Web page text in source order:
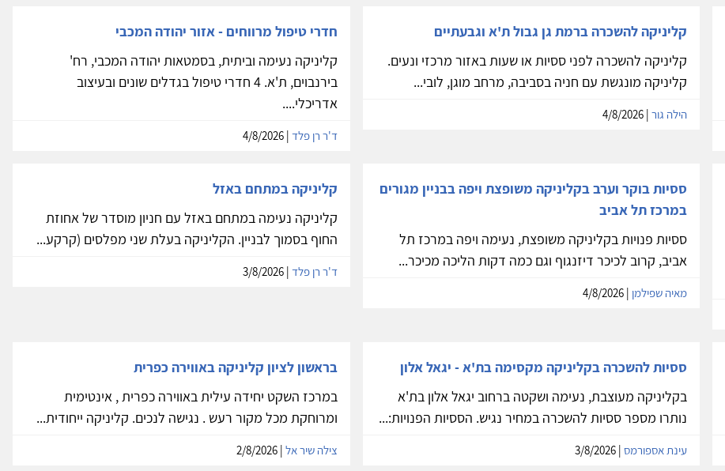
קליניקה להשכרה ברמת גן גבול ת'א וגבעתיים
קליניקה להשכרה לפני ססיות או שעות באזור מרכזי ונעים.
קליניקה מונגשת עם חניה בסביבה, מרחב מוגן, לובי...
הילה גור| 4/8/2026
חדרי טיפול מרווחים - אזור יהודה המכבי
קליניקה נעימה וביתית, בסמטאות יהודה המכבי, רח'
בירנבוים, ת'א. 4 חדרי טיפול בגדלים שונים ובעיצוב
אדריכלי....
ד'ר רן פלד | 4/8/2026
ססיות בוקר וערב בקליניקה משופצת ויפה בבניין מגורים
במרכז תל אביב
ססיות פנויות בקליניקה משופצת, נעימה ויפה במרכז תל
אביב, קרוב לכיכר דיזנגוף וגם כמה דקות הליכה מכיכר...
מאיה שפילמן
קליניקה במתחם באזל
קליניקה נעימה במתחם באזל עם חניון מוסדר של אחוזת
החוף בסמוך לבניין. הקליניקה בעלת שני מפלסים (קרקע...
ד'ר רן פלד | 3/8/2026
ססיות להשכרה בקליניקה מקסימה בת'א - יגאל אלון
בקליניקה מעוצבת, נעימה ושקטה ברחוב יגאל אלון בת'א
נותרו מספר ססיות להשכרה במחיר נגיש. הססיות הפנויות:...
עינת אספורמס| 3/8/2026
בראשון לציון קליניקה באווירה כפרית
במרכז השקט יחידה עילית באווירה כפרית , אינטימית
ומרוחקת מכל מקור רעש . נגישה לנכים. קליניקה ייחודית...
צילה שיר אל | 2/8/2026